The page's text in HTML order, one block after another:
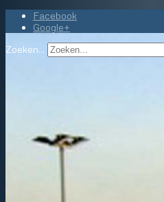
Facebook
Google+
Zoeken...